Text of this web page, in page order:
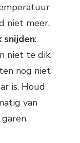
niet meer.
snijden:
niet te dik,
nog niet
is. Houd
van